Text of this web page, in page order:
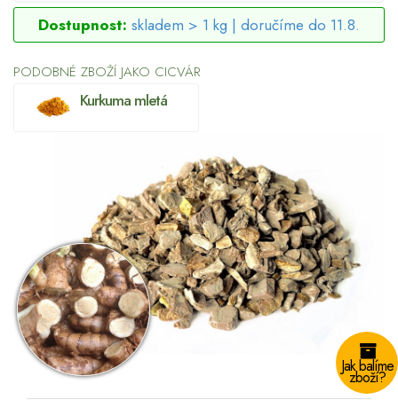
Dostupnost: skladem > 1 kg | doručíme do 11.8.
PODOBNÉ ZBOŽÍ JAKO CICVÁR
Kurkuma mletá
Jak balíme
zboží?